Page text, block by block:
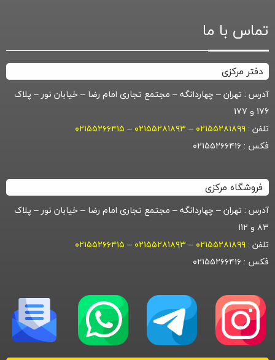
تماس با ما
دفتر مرکزی
آدرس : تهران – چهاردانگه – مجتمع تجاری امام رضا – خیابان نور – پلاک
176 و 177
تلفن : ۰۲۱۵۵۲۸۱۸۹۹ – ۰۲۱۵۵۲۸۱۸۹۳ – ۰۲۱۵۵۲۶۶۴۱۵
فکس : ۰۲۱۵۵۲۶۶۴۱۶
فروشگاه مرکزی
آدرس : تهران – چهاردانگه – مجتمع تجاری امام رضا – خیابان نور – پلاک
۸۳ و 112
تلفن : ۰۲۱۵۵۲۸۱۸۹۹ – ۰۲۱۵۵۲۸۱۸۹۳ – ۰۲۱۵۵۲۶۶۴۱۵
فکس : ۰۲۱۵۵۲۶۶۴۱۶